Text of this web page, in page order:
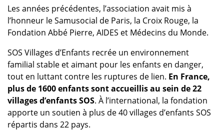
Les années précédentes, l’association avait mis à
l’honneur le Samusocial de Paris, la Croix Rouge, la
Fondation Abbé Pierre, AIDES et Médecins du Monde.
SOS Villages d’Enfants recrée un environnement
familial stable et aimant pour les enfants en danger,
tout en luttant contre les ruptures de lien. En France,
plus de 1600 enfants sont accueillis au sein de 22
villages d’enfants SOS. À l’international, la fondation
apporte un soutien à plus de 40 villages d’enfants SOS
répartis dans 22 pays.